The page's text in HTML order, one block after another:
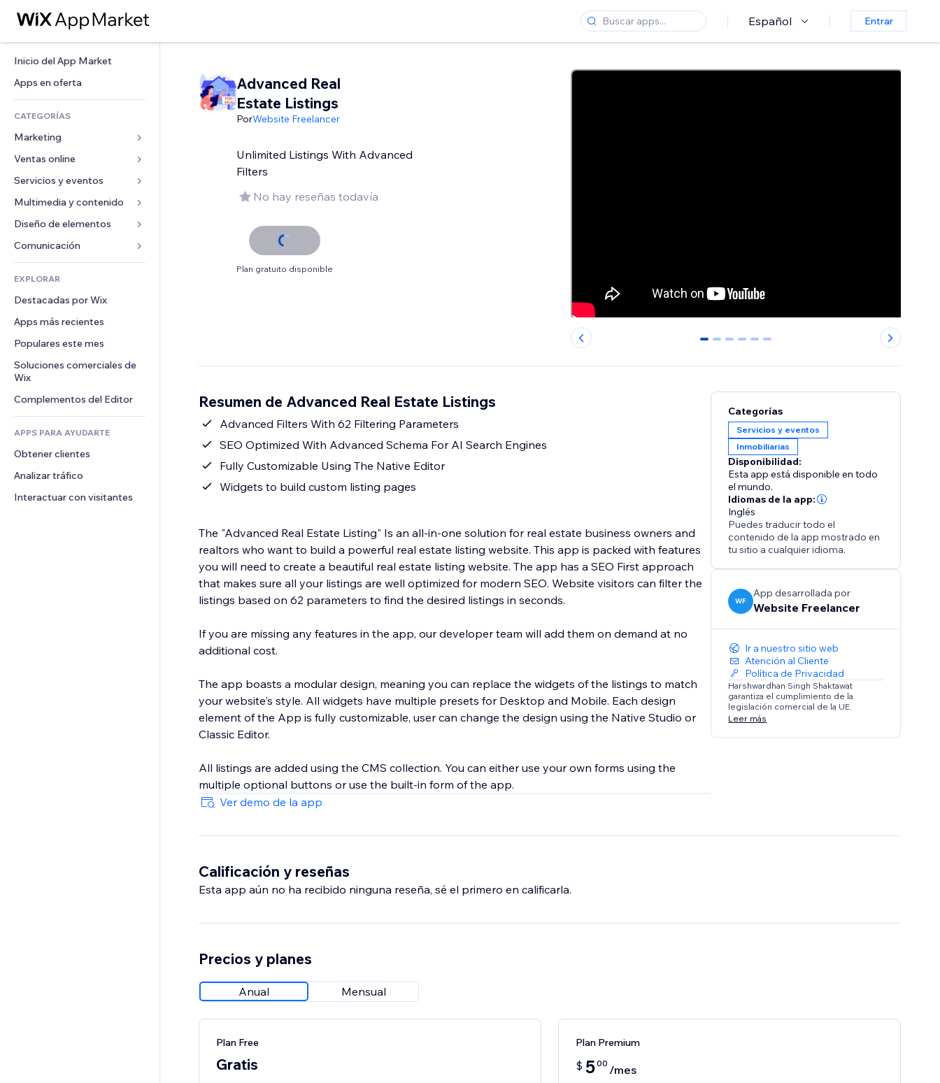
Español Entrar
Inicio del App Market
Apps en oferta
CATEGORÍAS
Marketing
Anuncios
Móvil
Analíticas
Anuncios del sitio
Email
Ventas online
Apps para tiendas
Envíos y entregas
Botones de venta
Contabilidad
Cupones y fidelización
Almacenamiento de mercancía
Crowdfunding
Alimentos y bebidas
Servicios y eventos
Hoteles
Eventos
Restaurantes
Inmobiliarias
Reservas
Multimedia y contenido
Galerías
Música
Pódcast
Fotografía
Video
PDF
Compartir archivos
Noticias
Servicios de contenido
Efectos de texto
Diseño de elementos
Mapas y navegación
Privacidad y seguridad
Reloj
Plantillas para páginas
Efectos de imágenes
Botones y menús
Banners e insignias
Calculadoras
Buscar
Formularios
Encuestas
Chat
Comentarios
Teléfono
Comunidad
Reseñas y testimonios
EXPLORAR
Destacadas por Wix
Apps más recientes
Populares este mes
Soluciones comerciales de
Wix
Complementos del Editor
APPS PARA AYUDARTE
Obtener clientes
Analizar tráfico
Interactuar con visitantes
Advanced Real
Estate Listings
PorWebsite Freelancer
Unlimited Listings With Advanced
Filters
No hay reseñas todavía
Plan gratuito disponible
0 1 2 3 4 5
Resumen de Advanced Real Estate Listings
Advanced Filters With 62 Filtering Parameters
SEO Optimized With Advanced Schema For AI Search Engines
Fully Customizable Using The Native Editor
Widgets to build custom listing pages
The "Advanced Real Estate Listing" Is an all-in-one solution for real estate business owners and
realtors who want to build a powerful real estate listing website. This app is packed with features
you will need to create a beautiful real estate listing website. The app has a SEO First approach
that makes sure all your listings are well optimized for modern SEO. Website visitors can filter the
listings based on 62 parameters to find the desired listings in seconds.
If you are missing any features in the app, our developer team will add them on demand at no
additional cost.
The app boasts a modular design, meaning you can replace the widgets of the listings to match
your website's style. All widgets have multiple presets for Desktop and Mobile. Each design
element of the App is fully customizable, user can change the design using the Native Studio or
Classic Editor.
All listings are added using the CMS collection. You can either use your own forms using the
multiple optional buttons or use the built-in form of the app.
Ver demo de la app
Categorías
Servicios y eventos
Inmobiliarias
Disponibilidad:
Esta app está disponible en todo
el mundo.
Idiomas de la app:
Inglés
Puedes traducir todo el
contenido de la app mostrado en
tu sitio a cualquier idioma.
WF
App desarrollada por
Website Freelancer
Ir a nuestro sitio web
Atención al Cliente
Política de Privacidad
Harshwardhan Singh Shaktawat
garantiza el cumplimiento de la
legislación comercial de la UE.
Leer más
Calificación y reseñas
Esta app aún no ha recibido ninguna reseña, sé el primero en calificarla.
Precios y planes
Anual Mensual
Plan Free
Gratis
Plan Premium
$ 500 /mes